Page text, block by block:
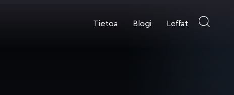
Tietoa Blogi Leffat